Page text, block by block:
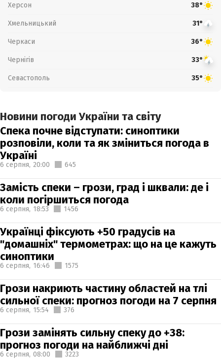
Херсон 38°
Хмельницький 31°
Черкаси 36°
Чернігів 33°
Севастополь 35°
Новини погоди України та світу
Спека почне відступати: синоптики
розповіли, коли та як зміниться погода в
Україні
6 серпня, 20:00 645
Замість спеки – грози, град і шквали: де і
коли погіршиться погода
6 серпня, 18:53 1456
Українці фіксують +50 градусів на
"домашніх" термометрах: що на це кажуть
синоптики
6 серпня, 16:46 1575
Грози накриють частину областей на тлі
сильної спеки: прогноз погоди на 7 серпня
6 серпня, 15:54 376
Грози замінять сильну спеку до +38:
прогноз погоди на найближчі дні
6 серпня, 08:00 3223